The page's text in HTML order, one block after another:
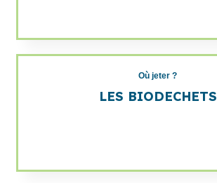
Où jeter ?
LES BIODECHETS